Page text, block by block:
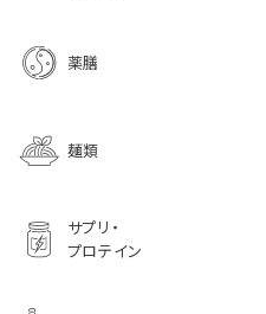
薬膳
麺類
サプリ・
プロテイン